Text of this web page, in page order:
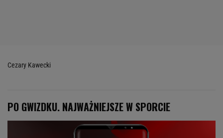
Cezary Kawecki